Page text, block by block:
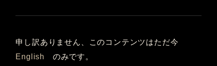
申し訳ありません、このコンテンツはただ今
English
のみです。